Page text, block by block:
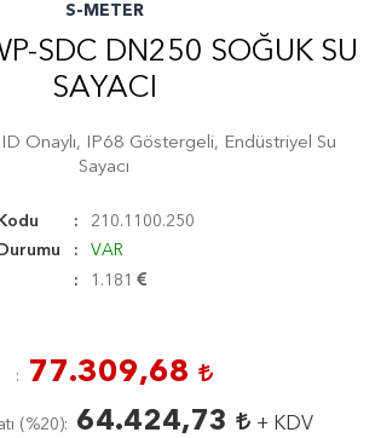
S-METER
SDC DN250 SOĞUK SU
SAYACI
Onaylı, IP68 Göstergeli, Endüstriyel Su
Sayacı
210.1100.250
VAR
1.181
77.309,68
(%20) 64.424,73 + KDV